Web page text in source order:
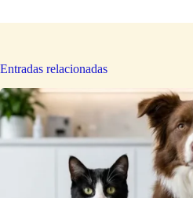
Entradas relacionadas